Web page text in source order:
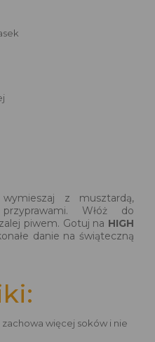
z musztardą,
Włóż do
piwem. Gotuj na HIGH
danie na świąteczną
zachowa więcej soków i nie